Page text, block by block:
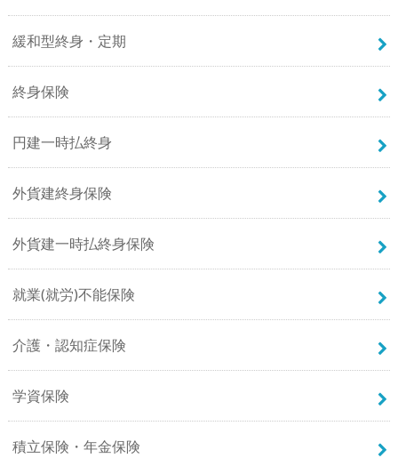
緩和型終身・定期
終身保険
円建一時払終身
外貨建終身保険
外貨建一時払終身保険
就業(就労)不能保険
介護・認知症保険
学資保険
積立保険・年金保険